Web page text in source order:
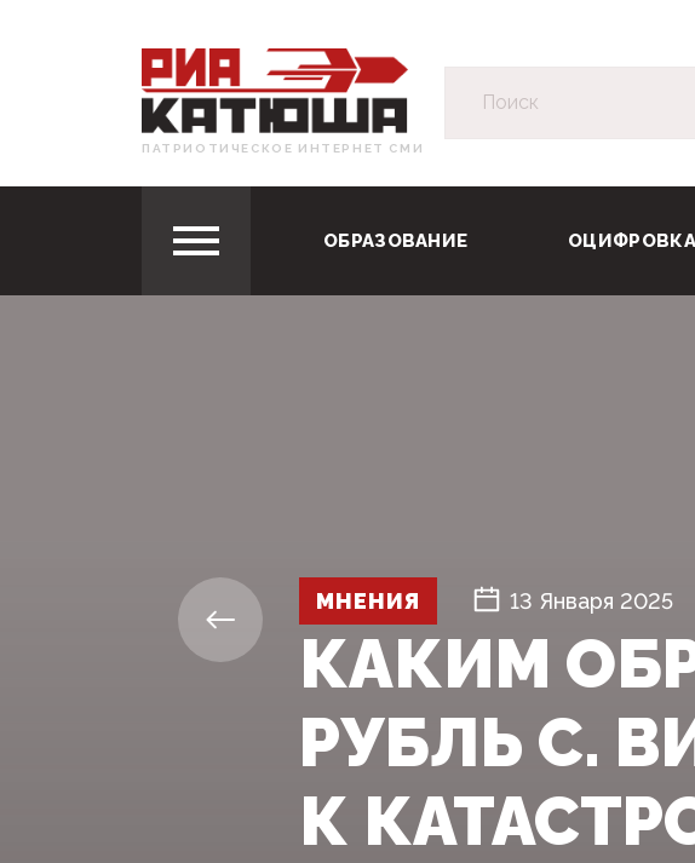
ПАТРИОТИЧЕСКОЕ ИНТЕРНЕТ СМИ
ОБРАЗОВАНИЕ ОЦИФРОВКА
МНЕНИЯ 13 Января 2025
КАКИМ
РУБЛЬ С.
К